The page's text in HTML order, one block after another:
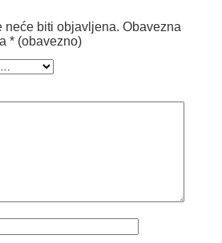
neće biti objavljena. Obavezna
* (obavezno)